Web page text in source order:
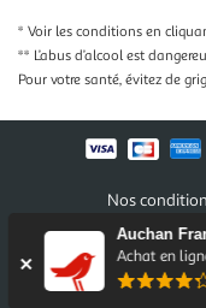
Auchan
Achat en
* Voir les conditions en
** L’abus d’alcool est
Pour votre santé, évitez de
Nos
Conditions des
Politique de
Auchan